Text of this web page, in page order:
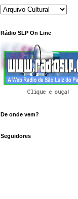
Rádio SLP On Line
Clique e ouça!
De onde vem?
Seguidores